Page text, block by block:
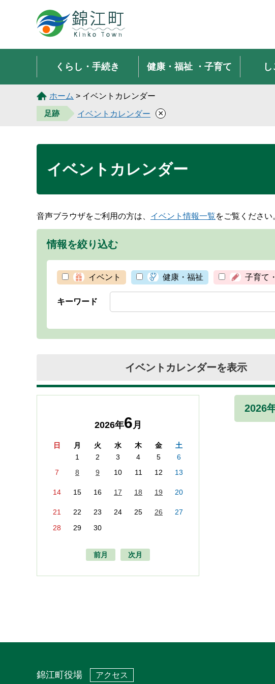
錦江町 Kinko Town
くらし・手続き 健康・福祉・子育て
ホーム > イベントカレンダー
足跡
イベントカレンダー ×
イベントカレンダー
音声ブラウザをご利用の方は、 イベント情報一覧をご覧ください
情報を絞り込む
イベント 健康・福祉 子育て
キーワード
イベントカレンダーを表示
2026年6月
日 月 火 水 木 金
土
1
2 3 4 5
6
7
8 9 10 11 12 13
14 15 16 17 18 19 20
21 22 23 24 25 26
27
28
29 30
前月 次月
2026
錦江町役場 アクセス